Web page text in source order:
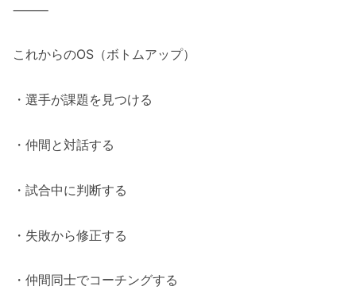
⸻
これからのOS（ボトムアップ）
・選手が課題を見つける
・仲間と対話する
・試合中に判断する
・失敗から修正する
・仲間同士でコーチングする